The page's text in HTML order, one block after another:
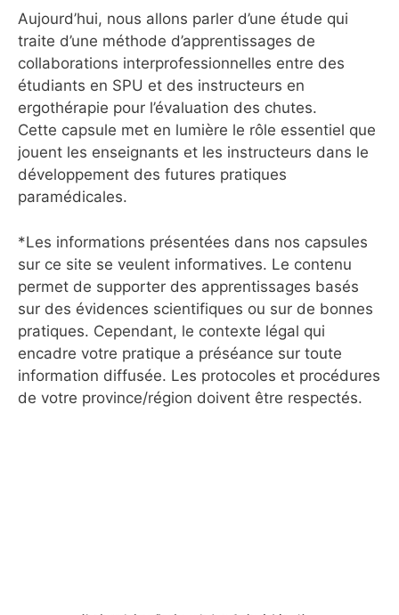
Aujourd’hui, nous allons parler d’une étude qui
traite d’une méthode d’apprentissages de
collaborations interprofessionnelles entre des
étudiants en SPU et des instructeurs en
ergothérapie pour l’évaluation des chutes.
Cette capsule met en lumière le rôle essentiel que
jouent les enseignants et les instructeurs dans le
développement des futures pratiques
paramédicales.
*Les informations présentées dans nos capsules
sur ce site se veulent informatives. Le contenu
permet de supporter des apprentissages basés
sur des évidences scientifiques ou sur de bonnes
pratiques. Cependant, le contexte légal qui
encadre votre pratique a préséance sur toute
information diffusée. Les protocoles et procédures
de votre province/région doivent être respectés.